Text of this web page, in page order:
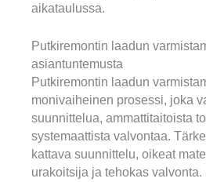
aikataulussa.
Putkiremontin laadun
asiantuntemusta
Putkiremontin laadun
monivaiheinen prosessi, joka
suunnittelua, ammattitaitoista
systemaattista valvontaa.
kattava suunnittelu, oikeat
urakoitsija ja tehokas valvonta.